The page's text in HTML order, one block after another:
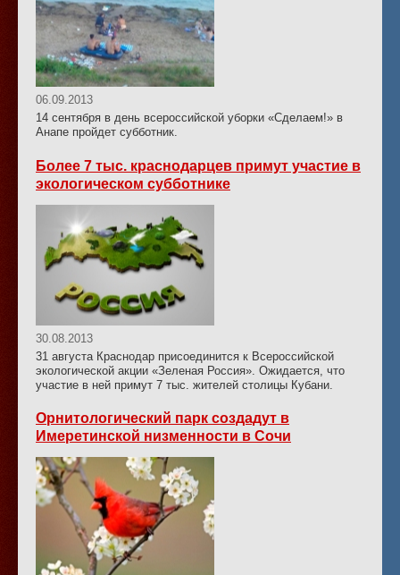
06.09.2013
14 сентября в день всероссийской уборки «Сделаем!» в
Анапе пройдет субботник.
Более 7 тыс. краснодарцев примут участие в
экологическом субботнике
30.08.2013
31 августа Краснодар присоединится к Всероссийской
экологической акции «Зеленая Россия». Ожидается, что
участие в ней примут 7 тыс. жителей столицы Кубани.
Орнитологический парк создадут в
Имеретинской низменности в Сочи